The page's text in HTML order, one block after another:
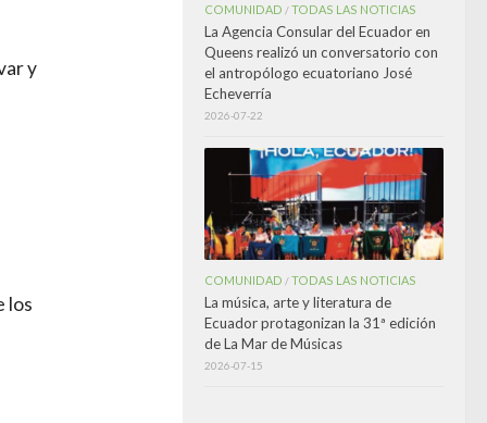
y
los
COMUNIDAD /TODAS LAS NOTICIAS
La Agencia Consular del Ecuador en
Queens realizó un conversatorio con
el antropólogo ecuatoriano José
Echeverría
2026-07-22
COMUNIDAD /TODAS LAS NOTICIAS
La música, arte y literatura de
Ecuador protagonizan la 31ª edición
de La Mar de Músicas
2026-07-15